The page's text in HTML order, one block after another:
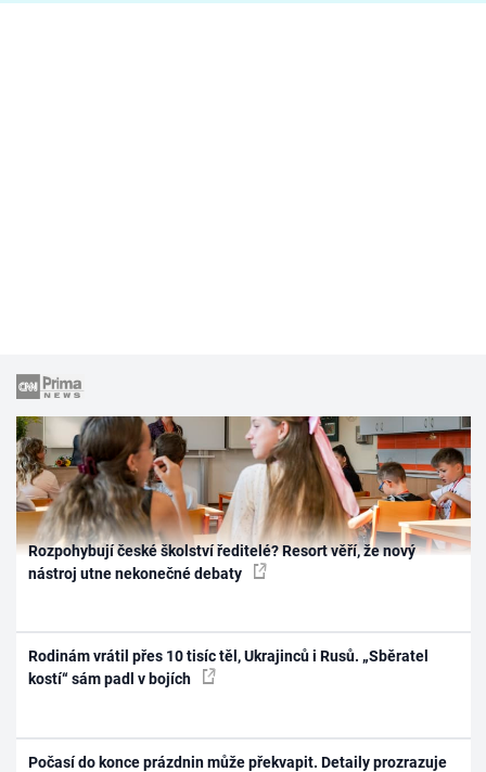
Rozpohybují české školství ředitelé? Resort věří, že nový
nástroj utne nekonečné debaty
Rodinám vrátil přes 10 tisíc těl, Ukrajinců i Rusů. „Sběratel
kostí“ sám padl v bojích
Počasí do konce prázdnin může překvapit. Detaily prozrazuje